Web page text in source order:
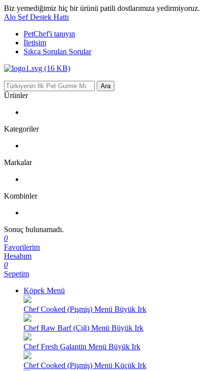
Biz yemediğimiz hiç bir ürünü patili dostlarımıza yedirmiyoruz.
Alo Şef Destek Hattı
PetChef'i tanıyın
İletişim
Sıkça Sorulan Sorular
Ara
Ürünler
Kategoriler
Markalar
Kombinler
Sonuç bulunamadı.
0
Favorilerim
Hesabım
0
Sepetim
Köpek Menü
Chef Cooked (Pişmiş) Menü Büyük Irk
Chef Raw Barf (Çiğ) Menü Büyük Irk
Chef Fresh Galantin Menü Büyük Irk
Chef Cooked (Pişmiş) Menü Küçük Irk